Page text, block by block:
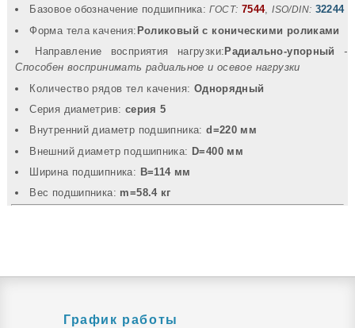
Базовое обозначение подшипника: ГОСТ: 7544,ISO/DIN: 32244
Форма тела качения: Роликовый с коническими роликами
Направление восприятия нагрузки: Радиально-упорный
-
Способен воспринимать радиальное и осевое нагрузки
Количество рядов тел качения: Однорядный
Серия диаметрив: серия 5
Внутренний диаметр подшипника:d=220 мм
Внешний диаметр подшипника: D=400 мм
Ширина подшипника: B=114 мм
Вec подшипника: m=58.4 кг
График работы